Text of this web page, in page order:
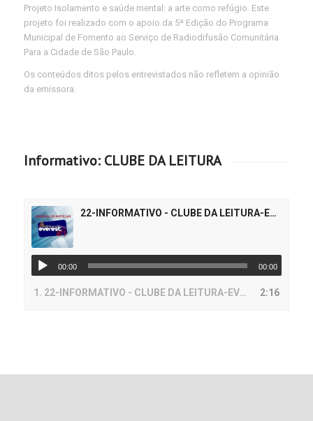
Projeto Isolamento e saúde mental: a arte como refúgio. Este
projeto foi realizado com o apoio da 5ª Edição do Programa
Municipal de Fomento ao Serviço de Radiodifusão Comunitária
Para a Cidade de São Paulo.
Os conteúdos ditos pelos entrevistados não refletem a opinião
da emissora.
Informativo: CLUBE DA LEITURA
22-INFORMATIVO - CLUBE DA LEITURA-EVEREST
00:00 00:00
1. 22-INFORMATIVO - CLUBE DA LEITURA-EVEREST 2:16